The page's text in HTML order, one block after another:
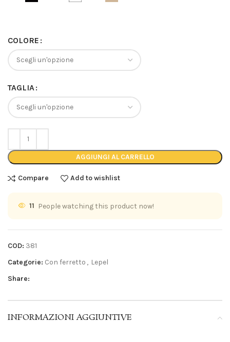
COLORE
TAGLIA
AGGIUNGI AL CARRELLO
Compare Add to wishlist
11 People watching this product now!
COD: 381
Categorie: Con ferretto , Lepel
Share:
INFORMAZIONI AGGIUNTIVE